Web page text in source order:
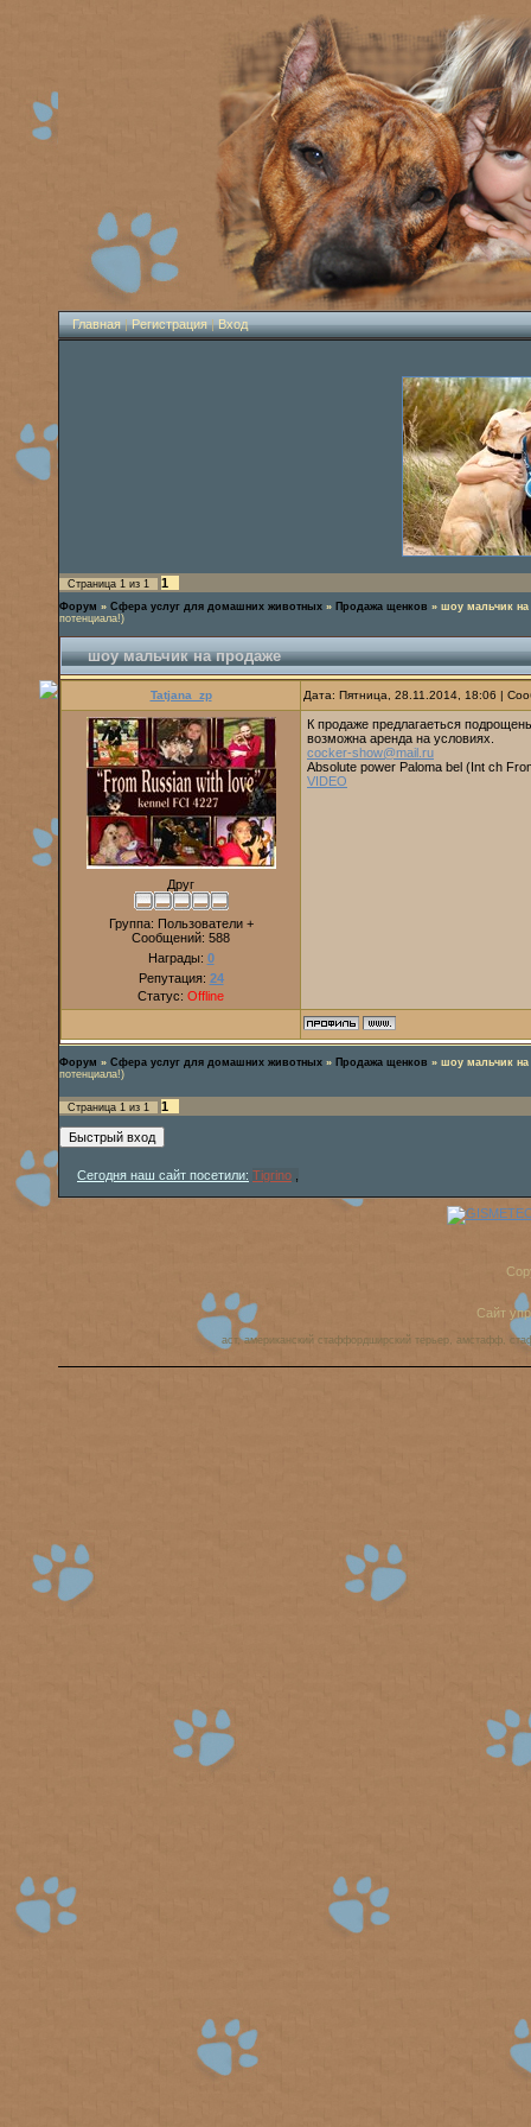
Главная|Регистрация|Вход
Страница 1 из 1 1
Форум » Сфера услуг для домашних животных » Продажа щенков » шоу мальчик на
потенциала!)
шоу мальчик на продаже
Tatjana_zp Дата: Пятница, 28.11.2014, 18:06 |
Друг
Группа: Пользователи +
Сообщений: 588
Награды: 0
Репутация: 24
Статус: Offline
К продаже предлагаеться
возможна аренда на условиях.
cocker-show@mail.ru
Absolute power Paloma bel (Int ch
VIDEO
Форум » Сфера услуг для домашних животных » Продажа щенков » шоу мальчик на
потенциала!)
Страница 1 из 1 1
Сегодня наш сайт посетили: Tigrino
Сайт
аст, американский стаффордширский терьер, амстафф,